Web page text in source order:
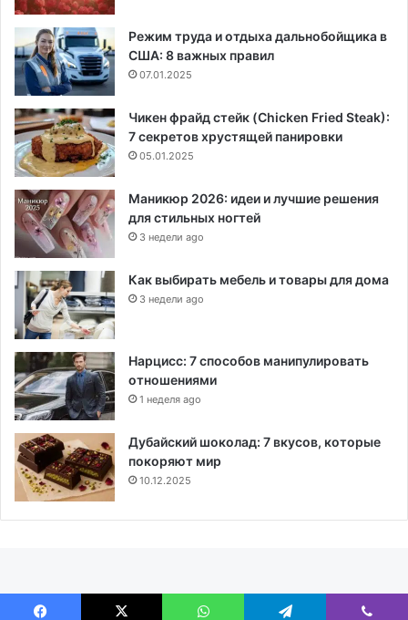
Режим труда и отдыха дальнобойщика в
США: 8 важных правил
07.01.2025
Чикен фрайд стейк (Chicken Fried Steak):
7 секретов хрустящей панировки
05.01.2025
Маникюр 2026: идеи и лучшие решения
для стильных ногтей
3 недели ago
Как выбирать мебель и товары для дома
3 недели ago
Нарцисс: 7 способов манипулировать
отношениями
1 неделя ago
Дубайский шоколад: 7 вкусов, которые
покоряют мир
10.12.2025